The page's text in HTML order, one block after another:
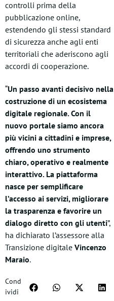
controlli prima della
pubblicazione online,
estendendo gli stessi standard
di sicurezza anche agli enti
territoriali che aderiscono agli
accordi di cooperazione.
“Un passo avanti decisivo nella
costruzione di un ecosistema
digitale regionale. Con il
nuovo portale siamo ancora
più vicini a cittadini e imprese,
offrendo uno strumento
chiaro, operativo e realmente
interattivo. La piattaforma
nasce per semplificare
l’accesso ai servizi, migliorare
la trasparenza e favorire un
dialogo diretto con gli utenti”,
ha dichiarato l’assessore alla
Transizione digitale Vincenzo
Maraio.
Cond
ividi